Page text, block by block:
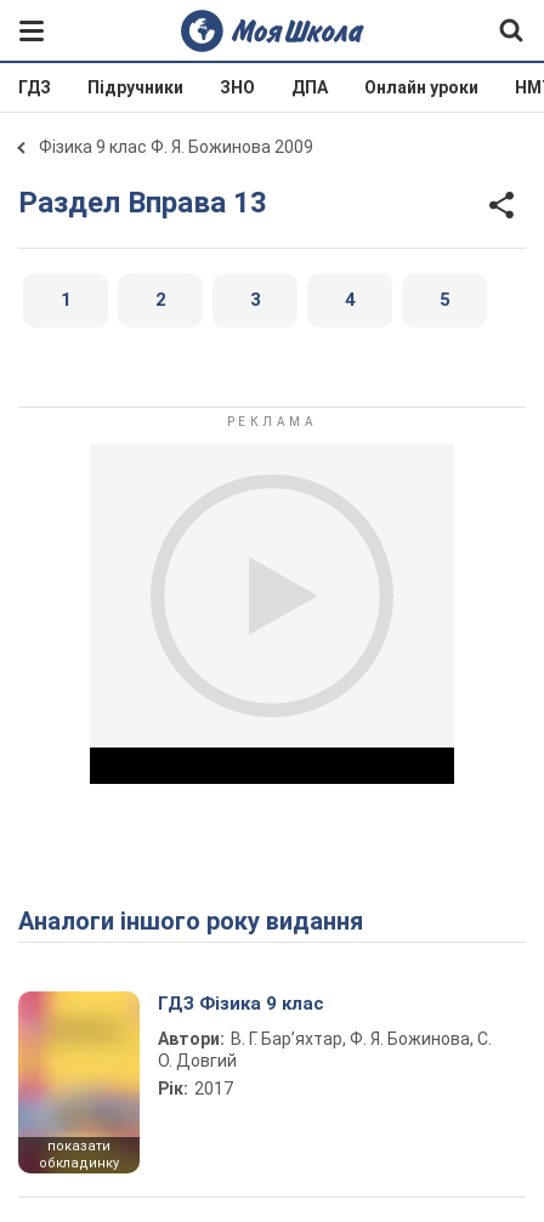
ГДЗ Підручники ЗНО ДПА Онлайн уроки
Фізика 9 клас Ф. Я. Божинова 2009
Раздел Вправа 13
1 2 3 4 5
Play Video
Аналоги іншого року видання
показати
обкладинку
ГДЗ Фізика 9 клас
Автори: В. Г. Бар’яхтар, Ф. Я. Божинова, С.
О. Довгий
Рік: 2017